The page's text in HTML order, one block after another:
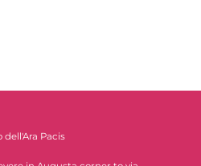
dell'Ara Pacis